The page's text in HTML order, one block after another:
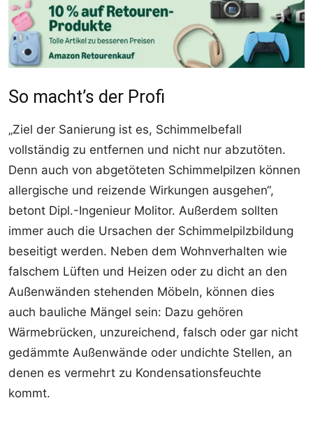
So macht’s der Profi
„Ziel der Sanierung ist es, Schimmelbefall
vollständig zu entfernen und nicht nur abzutöten.
Denn auch von abgetöteten Schimmelpilzen können
allergische und reizende Wirkungen ausgehen“,
betont Dipl.-Ingenieur Molitor. Außerdem sollten
immer auch die Ursachen der Schimmelpilzbildung
beseitigt werden. Neben dem Wohnverhalten wie
falschem Lüften und Heizen oder zu dicht an den
Außenwänden stehenden Möbeln, können dies
auch bauliche Mängel sein: Dazu gehören
Wärmebrücken, unzureichend, falsch oder gar nicht
gedämmte Außenwände oder undichte Stellen, an
denen es vermehrt zu Kondensationsfeuchte
kommt.